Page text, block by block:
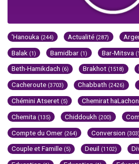
'Hanouka (244) Actualité (287)
Balak (1) Bamidbar (1) Bar-Mitsva
Beth-Hamikdach (6) Brakhot (1518)
Cacheroute (3703) Chabbath (2426)
Chémini Atseret (5) Chemirat
Chemita (135) Chiddoukh (200)
Compte du Omer (264) Conversion (303)
Couple et Famille (5) Deuil (1102)